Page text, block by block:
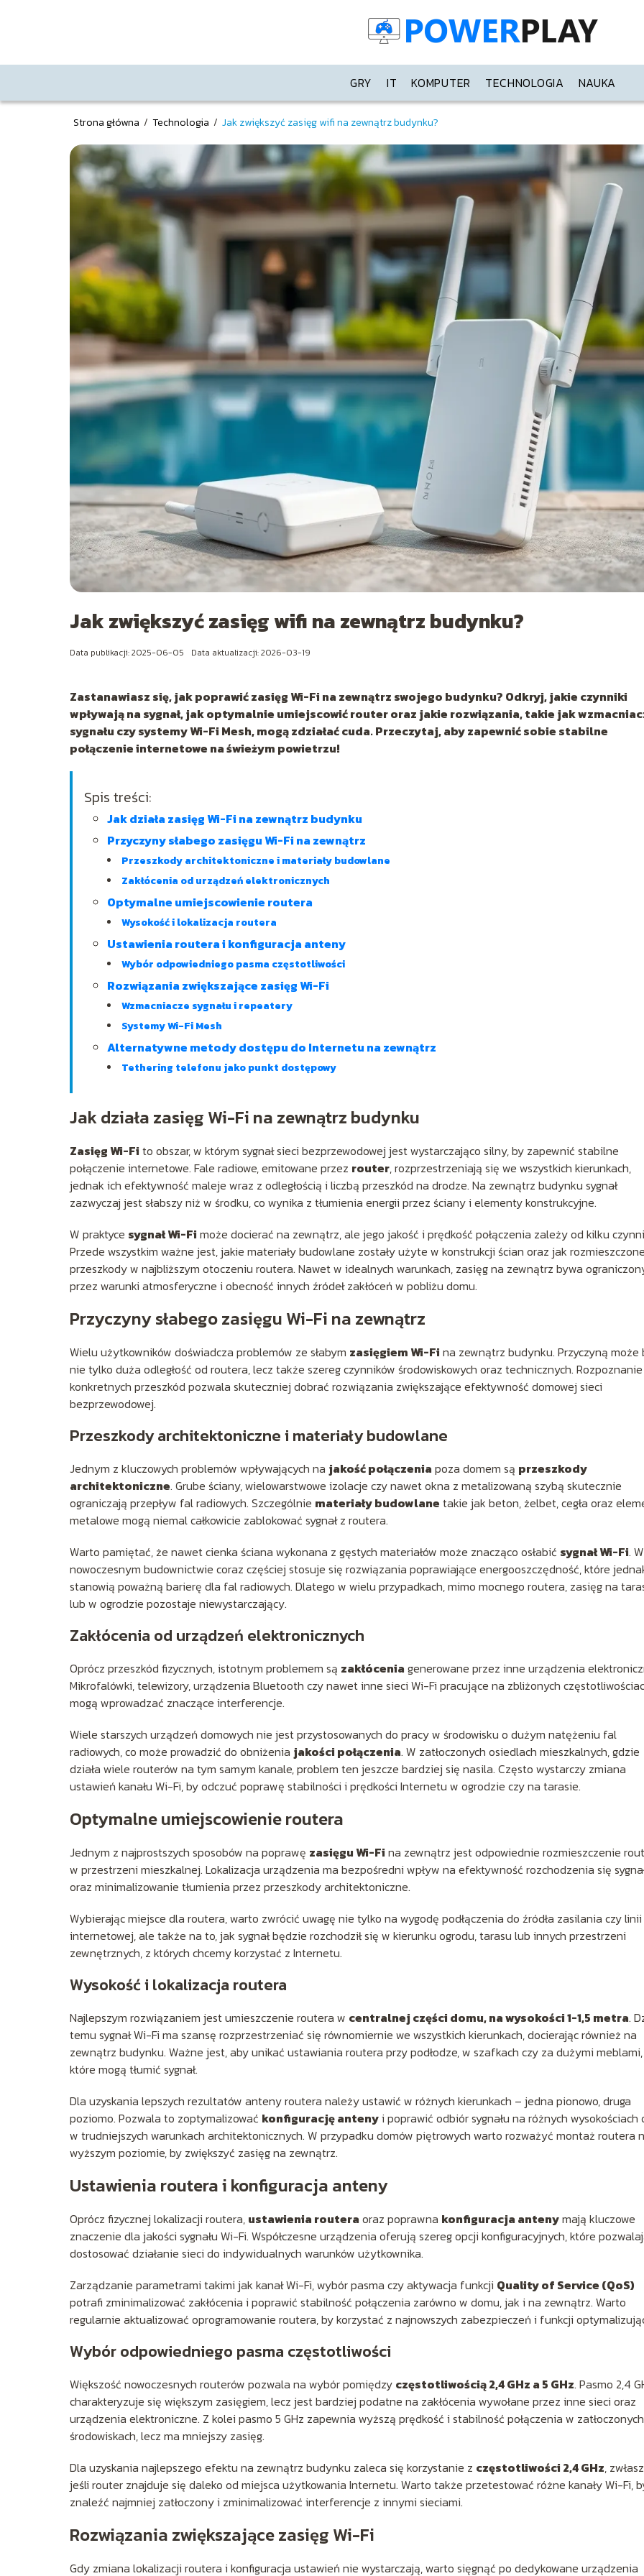
GRY IT KOMPUTER TECHNOLOGIA NAUKA
Strona główna / Technologia / Jak zwiększyć zasięg wifi na zewnątrz budynku?
Jak zwiększyć zasięg wifi na zewnątrz budynku?
Data publikacji: 2025-06-05 Data aktualizacji: 2026-03-19
Zastanawiasz się, jak poprawić zasięg Wi-Fi na zewnątrz swojego budynku? Odkryj, jakie czynniki
wpływają na sygnał, jak optymalnie umiejscowić router oraz jakie rozwiązania, takie jak
sygnału czy systemy Wi-Fi Mesh, mogą zdziałać cuda. Przeczytaj, aby zapewnić sobie stabilne
połączenie internetowe na świeżym powietrzu!
Spis treści:
Jak działa zasięg Wi-Fi na zewnątrz budynku
Przyczyny słabego zasięgu Wi-Fi na zewnątrz
Przeszkody architektoniczne i materiały budowlane
Zakłócenia od urządzeń elektronicznych
Optymalne umiejscowienie routera
Wysokość i lokalizacja routera
Ustawienia routera i konfiguracja anteny
Wybór odpowiedniego pasma częstotliwości
Rozwiązania zwiększające zasięg Wi-Fi
Wzmacniacze sygnału i repeatery
Systemy Wi-Fi Mesh
Alternatywne metody dostępu do Internetu na zewnątrz
Tethering telefonu jako punkt dostępowy
Jak działa zasięg Wi-Fi na zewnątrz budynku
Zasięg Wi-Fi to obszar, w którym sygnał sieci bezprzewodowej jest wystarczająco silny, by zapewnić stabilne
połączenie internetowe. Fale radiowe, emitowane przez router, rozprzestrzeniają się we wszystkich kierunkach,
jednak ich efektywność maleje wraz z odległością i liczbą przeszkód na drodze. Na zewnątrz budynku sygnał
zazwyczaj jest słabszy niż w środku, co wynika z tłumienia energii przez ściany i elementy konstrukcyjne.
W praktyce sygnał Wi-Fi może docierać na zewnątrz, ale jego jakość i prędkość połączenia zależy od kilku
Przede wszystkim ważne jest, jakie materiały budowlane zostały użyte w konstrukcji ścian oraz jak
przeszkody w najbliższym otoczeniu routera. Nawet w idealnych warunkach, zasięg na zewnątrz bywa
przez warunki atmosferyczne i obecność innych źródeł zakłóceń w pobliżu domu.
Przyczyny słabego zasięgu Wi-Fi na zewnątrz
Wielu użytkowników doświadcza problemów ze słabym zasięgiem Wi-Fi na zewnątrz budynku. Przyczyną może
nie tylko duża odległość od routera, lecz także szereg czynników środowiskowych oraz technicznych. Rozpoznanie
konkretnych przeszkód pozwala skuteczniej dobrać rozwiązania zwiększające efektywność domowej sieci
bezprzewodowej.
Przeszkody architektoniczne i materiały budowlane
Jednym z kluczowych problemów wpływających na jakość połączenia poza domem są przeszkody
architektoniczne. Grube ściany, wielowarstwowe izolacje czy nawet okna z metalizowaną szybą skutecznie
ograniczają przepływ fal radiowych. Szczególnie materiały budowlane takie jak beton, żelbet, cegła oraz
metalowe mogą niemal całkowicie zablokować sygnał z routera.
Warto pamiętać, że nawet cienka ściana wykonana z gęstych materiałów może znacząco osłabić sygnał Wi-Fi. W
nowoczesnym budownictwie coraz częściej stosuje się rozwiązania poprawiające energooszczędność, które
stanowią poważną barierę dla fal radiowych. Dlatego w wielu przypadkach, mimo mocnego routera, zasięg na
lub w ogrodzie pozostaje niewystarczający.
Zakłócenia od urządzeń elektronicznych
Oprócz przeszkód fizycznych, istotnym problemem są zakłócenia generowane przez inne urządzenia
Mikrofalówki, telewizory, urządzenia Bluetooth czy nawet inne sieci Wi-Fi pracujące na zbliżonych
mogą wprowadzać znaczące interferencje.
Wiele starszych urządzeń domowych nie jest przystosowanych do pracy w środowisku o dużym natężeniu fal
radiowych, co może prowadzić do obniżenia jakości połączenia. W zatłoczonych osiedlach mieszkalnych, gdzie
działa wiele routerów na tym samym kanale, problem ten jeszcze bardziej się nasila. Często wystarczy zmiana
ustawień kanału Wi-Fi, by odczuć poprawę stabilności i prędkości Internetu w ogrodzie czy na tarasie.
Optymalne umiejscowienie routera
Jednym z najprostszych sposobów na poprawę zasięgu Wi-Fi na zewnątrz jest odpowiednie rozmieszczenie
w przestrzeni mieszkalnej. Lokalizacja urządzenia ma bezpośredni wpływ na efektywność rozchodzenia się
oraz minimalizowanie tłumienia przez przeszkody architektoniczne.
Wybierając miejsce dla routera, warto zwrócić uwagę nie tylko na wygodę podłączenia do źródła zasilania czy linii
internetowej, ale także na to, jak sygnał będzie rozchodził się w kierunku ogrodu, tarasu lub innych przestrzeni
zewnętrznych, z których chcemy korzystać z Internetu.
Wysokość i lokalizacja routera
Najlepszym rozwiązaniem jest umieszczenie routera w centralnej części domu, na wysokości 1-1,5 metra.
temu sygnał Wi-Fi ma szansę rozprzestrzeniać się równomiernie we wszystkich kierunkach, docierając również na
zewnątrz budynku. Ważne jest, aby unikać ustawiania routera przy podłodze, w szafkach czy za dużymi meblami,
które mogą tłumić sygnał.
Dla uzyskania lepszych rezultatów anteny routera należy ustawić w różnych kierunkach – jedna pionowo, druga
poziomo. Pozwala to zoptymalizować konfigurację antenyi poprawić odbiór sygnału na różnych wysokościach
w trudniejszych warunkach architektonicznych. W przypadku domów piętrowych warto rozważyć montaż routera
wyższym poziomie, by zwiększyć zasięg na zewnątrz.
Ustawienia routera i konfiguracja anteny
Oprócz fizycznej lokalizacji routera, ustawienia routera oraz poprawna konfiguracja antenymają kluczowe
znaczenie dla jakości sygnału Wi-Fi. Współczesne urządzenia oferują szereg opcji konfiguracyjnych, które
dostosować działanie sieci do indywidualnych warunków użytkownika.
Zarządzanie parametrami takimi jak kanał Wi-Fi, wybór pasma czy aktywacja funkcji Quality of Service (QoS)
potrafi zminimalizować zakłócenia i poprawić stabilność połączenia zarówno w domu, jak i na zewnątrz. Warto
regularnie aktualizować oprogramowanie routera, by korzystać z najnowszych zabezpieczeń i funkcji
Wybór odpowiedniego pasma częstotliwości
Większość nowoczesnych routerów pozwala na wybór pomiędzy częstotliwością 2,4 GHz a 5 GHz. Pasmo 2,4
charakteryzuje się większym zasięgiem, lecz jest bardziej podatne na zakłócenia wywołane przez inne sieci oraz
urządzenia elektroniczne. Z kolei pasmo 5 GHz zapewnia wyższą prędkość i stabilność połączenia w zatłoczonych
środowiskach, lecz ma mniejszy zasięg.
Dla uzyskania najlepszego efektu na zewnątrz budynku zaleca się korzystanie z częstotliwości 2,4 GHz,
jeśli router znajduje się daleko od miejsca użytkowania Internetu. Warto także przetestować różne kanały Wi-Fi,
znaleźć najmniej zatłoczony i zminimalizować interferencje z innymi sieciami.
Rozwiązania zwiększające zasięg Wi-Fi
Gdy zmiana lokalizacji routera i konfiguracja ustawień nie wystarczają, warto sięgnąć po dedykowane urządzenia